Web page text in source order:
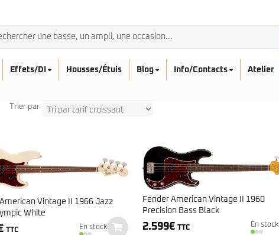
Sadowsky
Squier
BASSES ACOUSTIQUES
Furch
Guild
Effets/DI Housses/Étuis Blog Info/Contacts Atelier
Trier par
Vintage II 1966 Jazz
White
TTC En stock
Fender American Vintage II 1960
Precision Bass Black
2.599€ TTC En stock